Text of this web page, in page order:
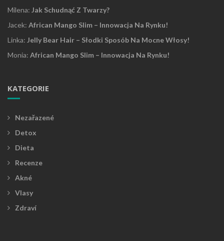
Milena: Jak Schudnąć Z Twarzy?
Jacek: African Mango Slim – Innowacja Na Rynku!
Linka: Jelly Bear Hair – Słodki Sposób Na Mocne Włosy!
Monia: African Mango Slim – Innowacja Na Rynku!
KATEGORIE
Nezařazené
Detox
Dieta
Recenze
Akné
Vlasy
Zdraví